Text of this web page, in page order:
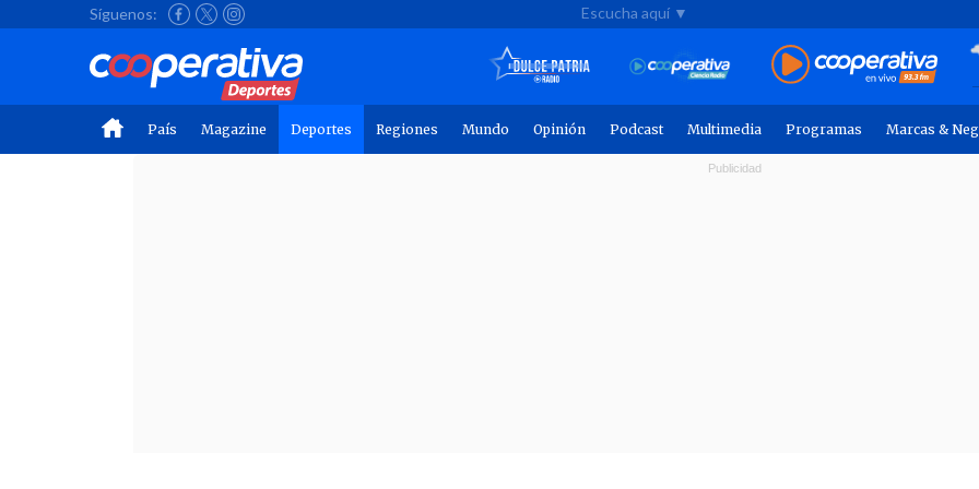
Síguenos: Escucha aquí ▼
País Magazine Deportes Regiones Mundo Opinión Podcast Multimedia Programas Marcas &